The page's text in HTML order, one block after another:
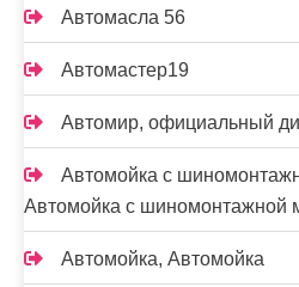
Автомасла 56
Автомастер19
Автомир, официальный
Автомойка с
Автомойка с шиномонтажной
Автомойка, Автомойка